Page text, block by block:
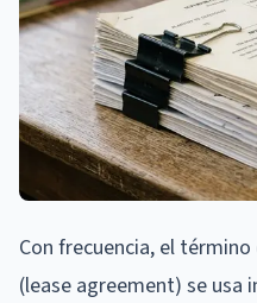
Con frecuencia, el
(lease agreement) se